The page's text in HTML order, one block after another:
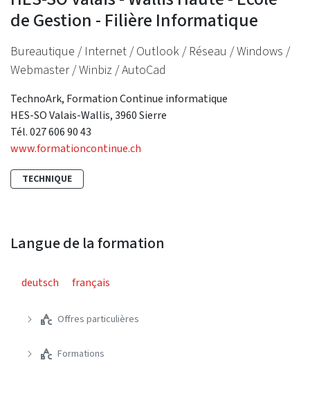
de Gestion - Filière Informatique
Bureautique / Internet / Outlook / Réseau / Windows /
Webmaster / Winbiz / AutoCad
TechnoArk, Formation Continue informatique
HES-SO Valais-Wallis, 3960 Sierre
Tél. 027 606 90 43
www.formationcontinue.ch
TECHNIQUE
Langue de la formation
deutsch français
Offres particulières
Formations